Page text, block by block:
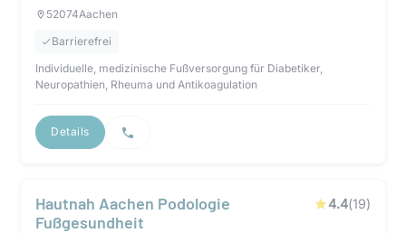
52074Aachen
Barrierefrei
Individuelle, medizinische Fußversorgung für Diabetiker,
Neuropathien, Rheuma und Antikoagulation
Details
Hautnah Aachen Podologie
Fußgesundheit
4.4(19)